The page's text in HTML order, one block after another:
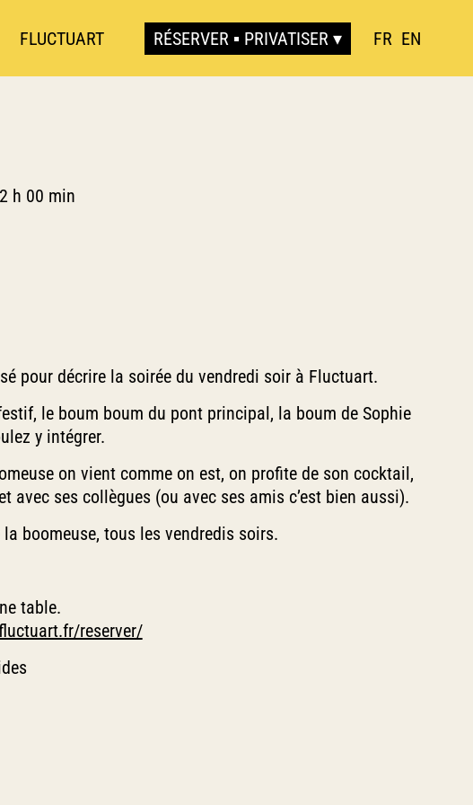
FLUCTUART RÉSERVER ▪ PRIVATISER FR EN
h 00 min
pour décrire la soirée du vendredi soir à Fluctuart.
le boum boum du pont principal, la boum de Sophie
y intégrer.
on vient comme on est, on profite de son cocktail,
avec ses collègues (ou avec ses amis c’est bien aussi).
boomeuse, tous les vendredis soirs.
table.
reserver/